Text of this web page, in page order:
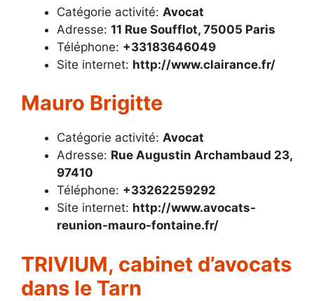
Catégorie activité: Avocat
Adresse: 11 Rue Soufflot, 75005 Paris
Téléphone: +33183646049
Site internet: http://www.clairance.fr/
Mauro Brigitte
Catégorie activité: Avocat
Adresse: Rue Augustin Archambaud 23,
97410
Téléphone: +33262259292
Site internet: http://www.avocats-
reunion-mauro-fontaine.fr/
TRIVIUM, cabinet d’avocats
dans le Tarn